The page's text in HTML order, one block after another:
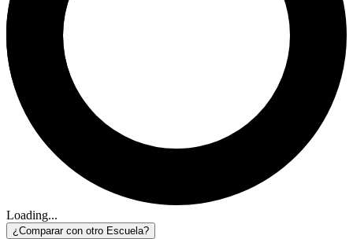
Loading...
¿Comparar con otro Escuela?